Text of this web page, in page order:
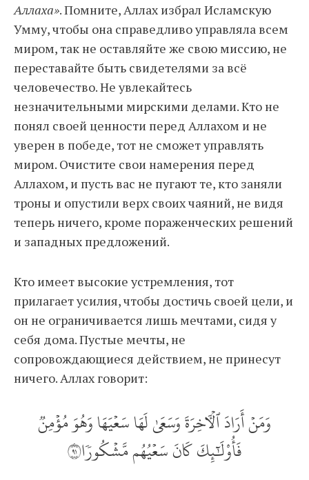
Аллаха». Помните, Аллах избрал Исламскую
Умму, чтобы она справедливо управляла всем
миром, так не оставляйте же свою миссию, не
переставайте быть свидетелями за всё
человечество. Не увлекайтесь
незначительными мирскими делами. Кто не
понял своей ценности перед Аллахом и не
уверен в победе, тот не сможет управлять
миром. Очистите свои намерения перед
Аллахом, и пусть вас не пугают те, кто заняли
троны и опустили верх своих чаяний, не видя
теперь ничего, кроме пораженческих решений
и западных предложений.
Кто имеет высокие устремления, тот
прилагает усилия, чтобы достичь своей цели, и
он не ограничивается лишь мечтами, сидя у
себя дома. Пустые мечты, не
сопровождающиеся действием, не принесут
ничего. Аллах говорит:
وَمَنۡ أَرَادَ ٱلۡأٓخِرَةَ وَسَعَىٰ لَهَا سَعۡيَهَا وَهُوَ مُؤۡمِنٞ
فَأُوْلَٰٓئِكَ كَانَ سَعۡيُهُم مَّشۡكُورٗا١٩